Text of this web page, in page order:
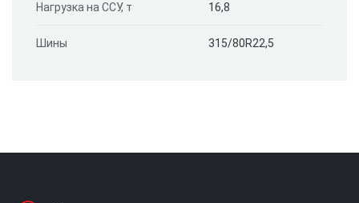
Нагрузка на ССУ, т 16,8
Шины 315/80R22,5